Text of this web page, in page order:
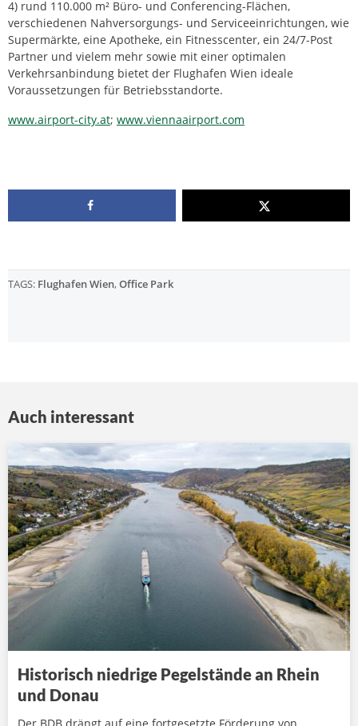
4) rund 110.000 m² Büro- und Conferencing-Flächen,
verschiedenen Nahversorgungs- und Serviceeinrichtungen, wie
Supermärkte, eine Apotheke, ein Fitnesscenter, ein 24/7-Post
Partner und vielem mehr sowie mit einer optimalen
Verkehrsanbindung bietet der Flughafen Wien ideale
Voraussetzungen für Betriebsstandorte.
www.airport-city.at; www.viennaairport.com
TAGS: Flughafen Wien,Office Park
Auch interessant
Historisch niedrige Pegelstände an Rhein
und Donau